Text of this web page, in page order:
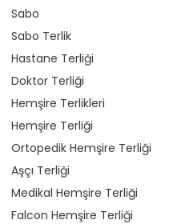
Sabo
Sabo Terlik
Hastane Terliği
Doktor Terliği
Hemşire Terlikleri
Hemşire Terliği
Ortopedik Hemşire Terliği
Aşçı Terliği
Medikal Hemşire Terliği
Falcon Hemşire Terliği